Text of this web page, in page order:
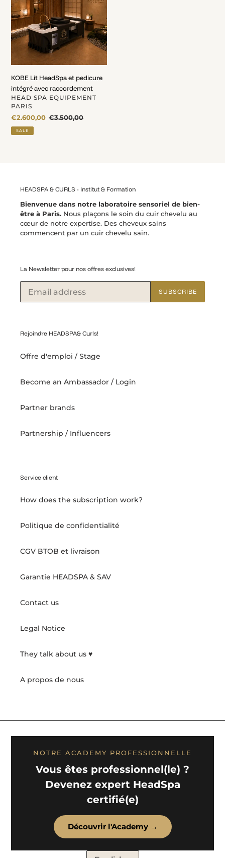
et
pedicure
intégré
avec
raccordement
KOBE Lit HeadSpa et pedicure
intégré avec raccordement
VENDOR
HEAD SPA EQUIPEMENT
PARIS
Sale
price
€2.600,00 Regular
€3.500,00
SALE
HEADSPA & CURLS - Institut & Formation
Bienvenue dans notre laboratoire sensoriel de bien-
être à Paris. Nous plaçons le soin du cuir chevelu au
cœur de notre expertise. Des cheveux sains
commencent par un cuir chevelu sain.
La Newsletter pour nos offres exclusives!
SUBSCRIBE
Rejoindre HEADSPA& Curls!
Offre d'emploi / Stage
Become an Ambassador / Login
Partner brands
Partnership / Influencers
Service client
How does the subscription work?
Politique de confidentialité
CGV BTOB et livraison
Garantie HEADSPA & SAV
Contact us
Legal Notice
They talk about us ♥️
A propos de nous
NOTRE ACADEMY PROFESSIONNELLE
Vous êtes professionnel(le) ?
Devenez expert HeadSpa
certifié(e)
Découvrir l'Academy →
L